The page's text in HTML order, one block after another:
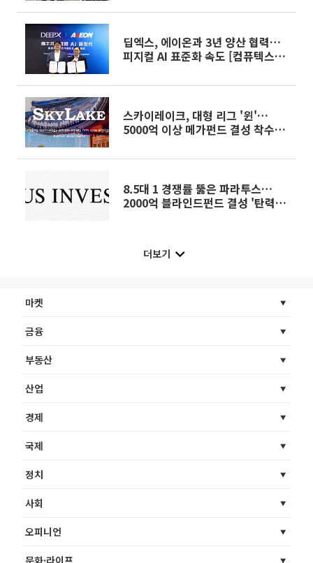
딥엑스, 에이온과 3년 양산 협력…
피지컬 AI 표준화 속도 [컴퓨텍스
스카이레이크, 대형 리그 '윈'…
5000억 이상 메가펀드 결성 착수
8.5대 1 경쟁률 뚫은 파라투스…
2000억 블라인드펀드 결성 '탄력'
더보기
마켓
금융
부동산
산업
경제
국제
정치
사회
오피니언
문화·라이프